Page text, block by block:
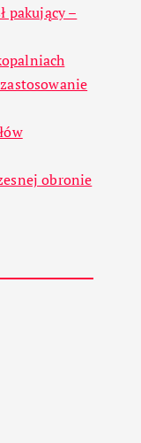
pakujący –
obronie